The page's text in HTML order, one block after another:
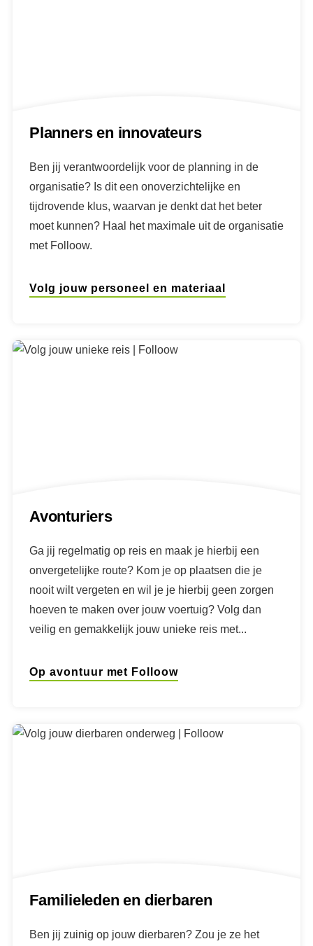
Planners en innovateurs
Ben jij verantwoordelijk voor de planning in de
organisatie? Is dit een onoverzichtelijke en
tijdrovende klus, waarvan je denkt dat het beter
moet kunnen? Haal het maximale uit de organisatie
met Folloow.
Volg jouw personeel en materiaal
Avonturiers
Ga jij regelmatig op reis en maak je hierbij een
onvergetelijke route? Kom je op plaatsen die je
nooit wilt vergeten en wil je je hierbij geen zorgen
hoeven te maken over jouw voertuig? Volg dan
veilig en gemakkelijk jouw unieke reis met...
Op avontuur met Folloow
Familieleden en dierbaren
Ben jij zuinig op jouw dierbaren? Zou je ze het